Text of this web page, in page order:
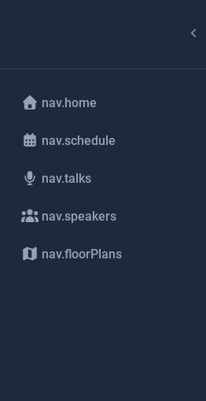
nav.home
nav.schedule
nav.talks
nav.speakers
nav.floorPlans